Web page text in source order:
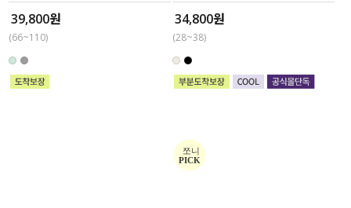
39,800원
(66~110)
34,800원
(28~38)